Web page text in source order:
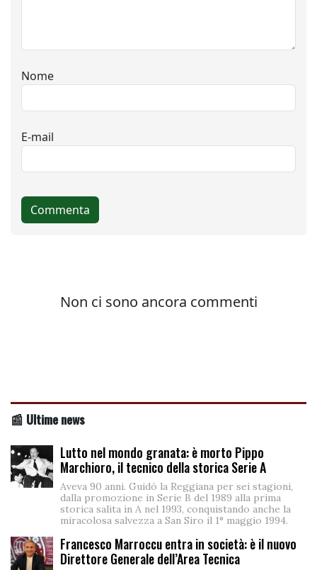
📰 Ultime news
Lutto nel mondo granata: è morto Pippo
Marchioro, il tecnico della storica Serie A
Aveva 90 anni. Guidò la Reggiana per sei stagioni,
dalla promozione in Serie B del 1989 alla prima
storica salita in A nel 1993, conquistando anche la
miracolosa salvezza a San Siro il 1° maggio 1994.
Francesco Marroccu entra in società: è il nuovo
Direttore Generale dell’Area Tecnica